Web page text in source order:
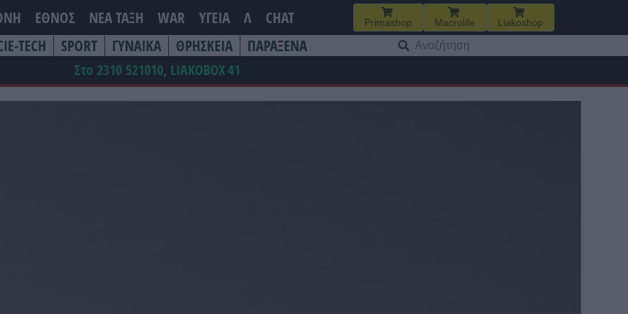
ΕΘΝΟΣ ΝΕΑ ΤΆΞΗ WAR ΥΓΕΙΑ Λ CHAT Primashop Macrolife Liakoshop
TECH SPORT ΓΥΝΑΙΚΑ ΘΡΗΣΚΕΙΑ ΠΑΡΑΞΕΝΑ
για:
Στο 2310 521010, LIAKOBOX41